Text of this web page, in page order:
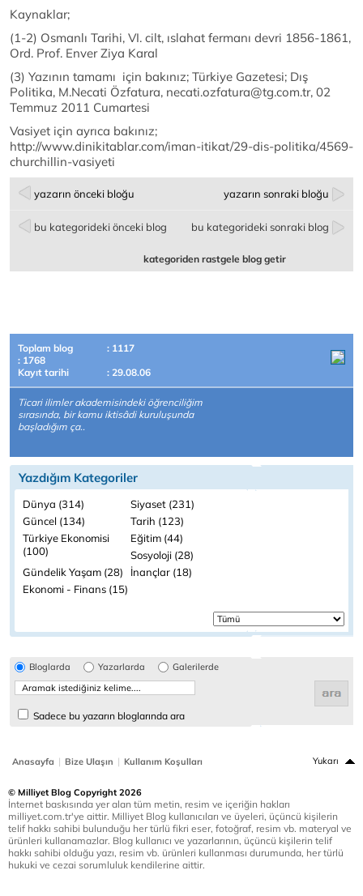
Kaynaklar;
(1-2) Osmanlı Tarihi, VI. cilt, ıslahat fermanı devri 1856-1861,
Ord. Prof. Enver Ziya Karal
(3) Yazının tamamı için bakınız; Türkiye Gazetesi; Dış
Politika, M.Necati Özfatura, necati.ozfatura@tg.com.tr, 02
Temmuz 2011 Cumartesi
Vasiyet için ayrıca bakınız;
http://www.dinikitablar.com/iman-itikat/29-dis-politika/4569-
churchillin-vasiyeti
yazarın önceki bloğu yazarın sonraki bloğu
bu kategorideki önceki blog bu kategorideki sonraki blog
kategoriden rastgele blog getir
Toplam blog
: 1117
: 1768
Kayıt tarihi
: 29.08.06
Ticari ilimler akademisindeki öğrenciliğim
sırasında, bir kamu iktisâdi kuruluşunda
başladığım ça..
Yazdığım Kategoriler
Dünya (314)
Siyaset (231)
Güncel (134)
Tarih (123)
Türkiye Ekonomisi
(100)
Eğitim (44)
Sosyoloji (28)
Gündelik Yaşam (28)
İnançlar (18)
Ekonomi - Finans (15)
Bloglarda Yazarlarda Galerilerde
Sadece bu yazarın bloglarında ara
Anasayfa | Bize Ulaşın | Kullanım Koşulları Yukarı
© Milliyet Blog Copyright 2026
İnternet baskısında yer alan tüm metin, resim ve içeriğin hakları
milliyet.com.tr'ye aittir. Milliyet Blog kullanıcıları ve üyeleri, üçüncü kişilerin
telif hakkı sahibi bulunduğu her türlü fikri eser, fotoğraf, resim vb. materyal ve
ürünleri kullanamazlar. Blog kullanıcı ve yazarlarının, üçüncü kişilerin telif
hakkı sahibi olduğu yazı, resim vb. ürünleri kullanması durumunda, her türlü
hukuki ve cezai sorumluluk kendilerine aittir.